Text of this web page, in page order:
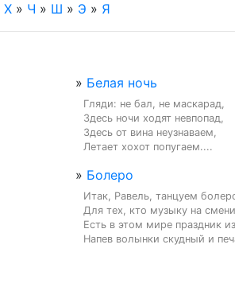
Х » Ч » Ш » Э » Я
» Белая ночь
Гляди: не бал, не маскарад,
Здесь ночи ходят невпопад,
Здесь от вина неузнаваем,
Летает хохот попугаем....
» Болеро
Итак, Равель, танцуем
Для тех, кто музыку на
Есть в этом мире праздник
Напев волынки скудный и